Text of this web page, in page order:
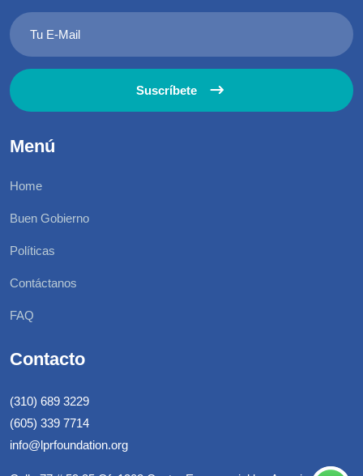
Suscríbete
Menú
Home
Buen Gobierno
Políticas
Contáctanos
FAQ
Contacto
(310) 689 3229
(605) 339 7714
info@lprfoundation.org